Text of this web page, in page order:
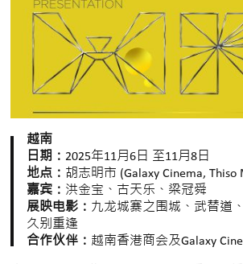
越南
日期： 2025年11月6日 至11月8日
地点： 胡志明市 (Galaxy Cinema, Thiso
嘉宾： 洪金宝、古天乐、梁冠舜
展映电影： 九龙城寨之围城、武替道
久别重逢
合作伙伴： 越南香港商会及Galaxy